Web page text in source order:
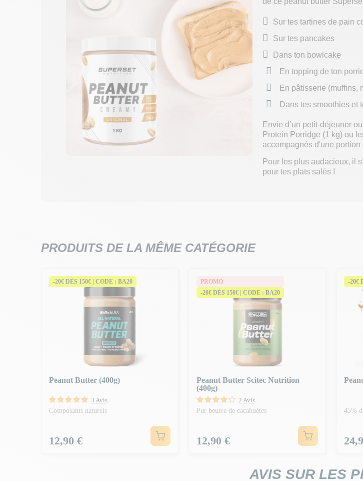
Sur tes tartines de pain
Sur tes pancakes
Dans ton bowlcake
En topping de ton
En pâtisserie (muffins,
Dans tes smoothies et
Envie d’un petit-déjeuner
Protein Porridge (1 kg) ou
accompagnés d'une portion
Pour les plus audacieux, il
pour tes plats salés !
PRODUITS DE LA MÊME CATÉGORIE
-20€ DÈS 150€ | CODE : BA20
Peanut Butter (400g)
3 Avis
Composants naturels
Prix
12,90 €
PROMO
-20€ DÈS 150€ | CODE : BA20
Peanut Butter Scitec Nutrition
(400g)
2 Avis
Pur beurre de cacahuètes
Prix
12,90 €
-20€
45%
Prix
AVIS SUR LES